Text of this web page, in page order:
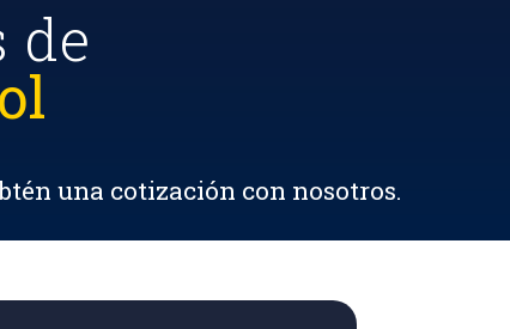
de
una cotización con nosotros.